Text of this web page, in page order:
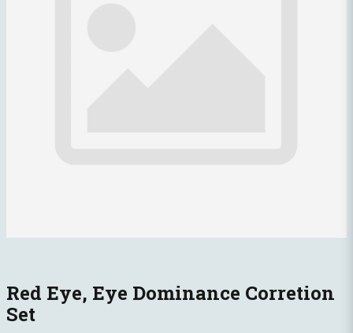
Red Eye, Eye Dominance Corretion
Set